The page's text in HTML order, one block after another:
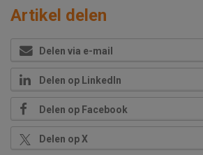
Artikel delen
Delen via e-mail
Delen op LinkedIn
Delen op Facebook
Delen op X